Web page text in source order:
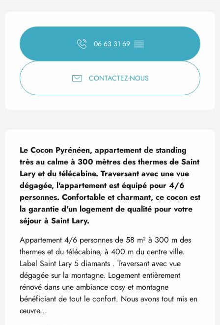
Ouverture et coordonnées
06 63 31 69 ▒▒
CONTACTEZ-NOUS
Description
Le Cocon Pyrénéen, appartement de standing
très au calme à 300 mètres des thermes de Saint
Lary et du télécabine. Traversant avec une vue
dégagée, l'appartement est équipé pour 4/6
personnes. Confortable et charmant, ce cocon est
la garantie d'un logement de qualité pour votre
séjour à Saint Lary.
Appartement 4/6 personnes de 58 m² à 300 m des
thermes et du télécabine, à 400 m du centre ville.
Label Saint Lary 5 diamants . Traversant avec vue
dégagée sur la montagne. Logement entièrement
rénové dans une ambiance cosy et montagne
bénéficiant de tout le confort. Nous avons tout mis en
œuvre...